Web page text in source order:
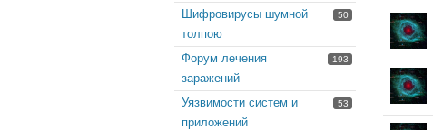
50
Шифровирусы шумной
толпою
193
Форум лечения
заражений
53
Уязвимости систем и
приложений